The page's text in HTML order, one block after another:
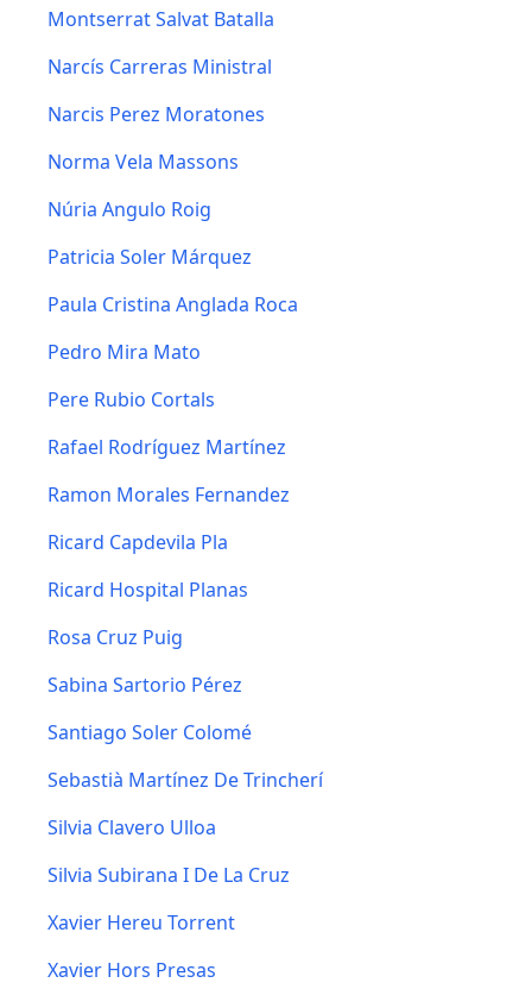
Montserrat Salvat Batalla
Narcís Carreras Ministral
Narcis Perez Moratones
Norma Vela Massons
Núria Angulo Roig
Patricia Soler Márquez
Paula Cristina Anglada Roca
Pedro Mira Mato
Pere Rubio Cortals
Rafael Rodríguez Martínez
Ramon Morales Fernandez
Ricard Capdevila Pla
Ricard Hospital Planas
Rosa Cruz Puig
Sabina Sartorio Pérez
Santiago Soler Colomé
Sebastià Martínez De Trincherí
Silvia Clavero Ulloa
Silvia Subirana I De La Cruz
Xavier Hereu Torrent
Xavier Hors Presas